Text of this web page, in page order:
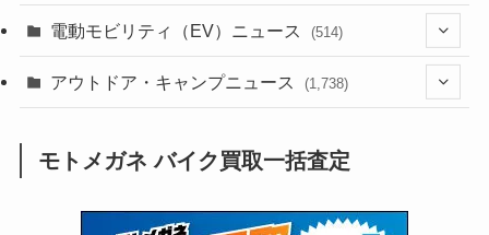
(118)
(60)
(31)
(51)
(252)
(38)
(24)
(16)
(249)
(64)
(16)
(6,953)
(2,473)
(249)
(1,226)
(12) (66)
(16)
(1,139)
(166)
(185)
(137)
(72)
(2,741)
(126)
(54)
(211)
電動モビリティ（EV）ニュース (514)
(132)
(171)
(118)
アウトドア・キャンプニュース (1,738)
(1,605)
モトメガネ バイク買取一括査定